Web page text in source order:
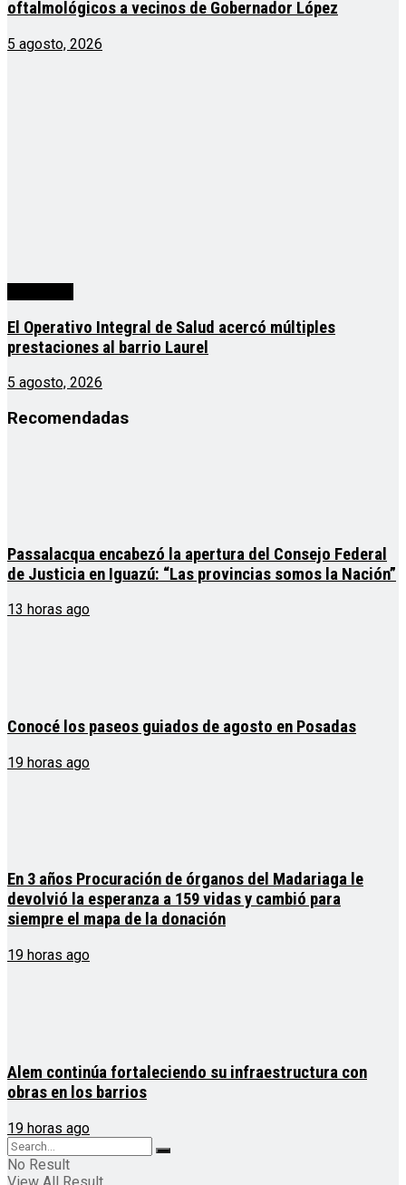
oftalmológicos a vecinos de Gobernador López
5 agosto, 2026
El Operativo Integral de Salud acercó múltiples
prestaciones al barrio Laurel
5 agosto, 2026
Recomendadas
Passalacqua encabezó la apertura del Consejo Federal
de Justicia en Iguazú: “Las provincias somos la Nación”
13 horas ago
Conocé los paseos guiados de agosto en Posadas
19 horas ago
En 3 años Procuración de órganos del Madariaga le
devolvió la esperanza a 159 vidas y cambió para
siempre el mapa de la donación
19 horas ago
Alem continúa fortaleciendo su infraestructura con
obras en los barrios
19 horas ago
No Result
View All Result